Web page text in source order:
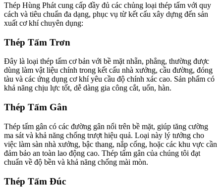
Thép Hùng Phát cung cấp đầy đủ các chủng loại thép tấm với quy
cách và tiêu chuẩn đa dạng, phục vụ từ kết cấu xây dựng đến sản
xuất cơ khí chuyên dụng:
Thép Tấm Trơn
Đây là loại thép tấm cơ bản với bề mặt nhẵn, phẳng, thường được
dùng làm vật liệu chính trong kết cấu nhà xưởng, cầu đường, đóng
tàu và các ứng dụng cơ khí yêu cầu độ chính xác cao. Sản phẩm có
khả năng chịu lực tốt, dễ dàng gia công cắt, uốn, hàn.
Thép Tấm Gân
Thép tấm gân có các đường gân nổi trên bề mặt, giúp tăng cường
ma sát và khả năng chống trượt hiệu quả. Loại này lý tưởng cho
việc làm sàn nhà xưởng, bậc thang, nắp cống, hoặc các khu vực cần
đảm bảo an toàn lao động cao. Thép tấm gân của chúng tôi đạt
chuẩn về độ bền và khả năng chống mài mòn.
Thép Tấm Đúc